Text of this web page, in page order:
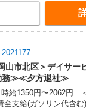
山市北区＞デイサー
務≫≪夕方退社≫
時給1350円〜2062円
全支給(ガソリン代含む